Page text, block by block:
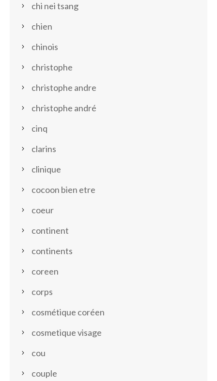
chi nei tsang
chien
chinois
christophe
christophe andre
christophe andré
cinq
clarins
clinique
cocoon bien etre
coeur
continent
continents
coreen
corps
cosmétique coréen
cosmetique visage
cou
couple